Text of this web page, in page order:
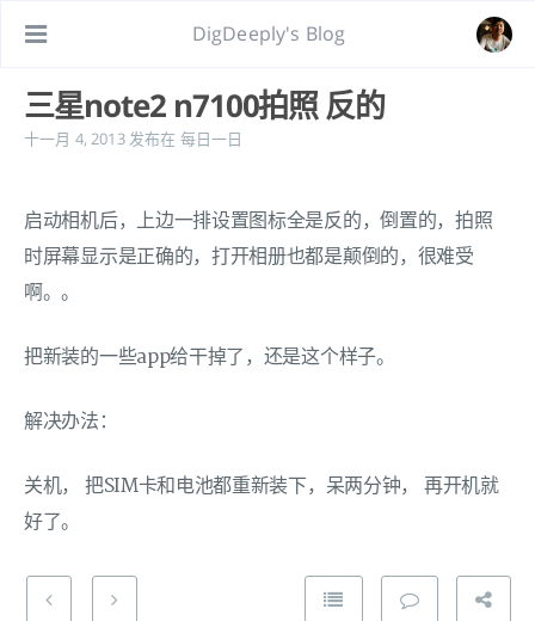
DigDeeply's Blog
三星note2 n7100拍照 反的
十一月 4, 2013 发布在 每日一日
启动相机后，上边一排设置图标全是反的，倒置的，拍照
时屏幕显示是正确的，打开相册也都是颠倒的，很难受
啊。。
把新装的一些app给干掉了，还是这个样子。
解决办法：
关机， 把SIM卡和电池都重新装下，呆两分钟， 再开机就
好了。